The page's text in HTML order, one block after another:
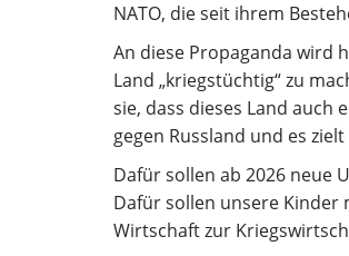
NATO, die seit ihrem
An diese Propaganda wird
Land „kriegstüchtig“ zu
sie, dass dieses Land auch
gegen Russland und es
Dafür sollen ab 2026 neue
Dafür sollen unsere
Wirtschaft zur